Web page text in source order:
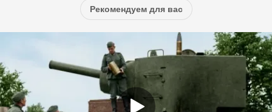
Рекомендуем для вас